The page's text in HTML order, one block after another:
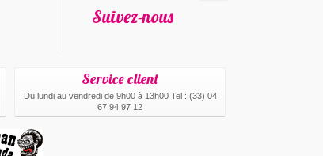
Suivez-nous
Service client
Du lundi au vendredi de 9h00 à 13h00 Tel : (33) 04
67 94 97 12